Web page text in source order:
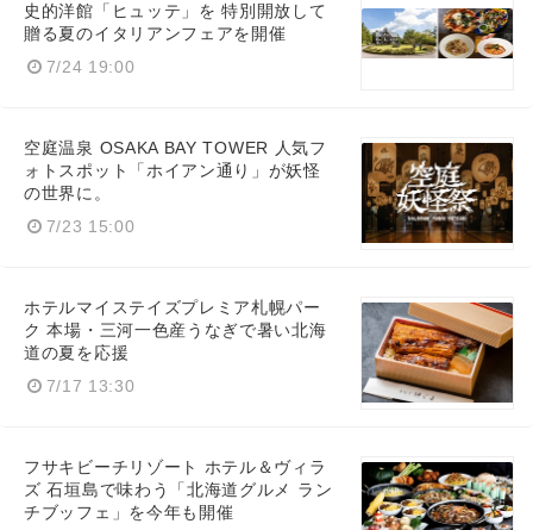
史的洋館「ヒュッテ」を 特別開放して
贈る夏のイタリアンフェアを開催
7/24 19:00
空庭温泉 OSAKA BAY TOWER 人気フ
ォトスポット「ホイアン通り」が妖怪
の世界に。
7/23 15:00
ホテルマイステイズプレミア札幌パー
ク 本場・三河一色産うなぎで暑い北海
道の夏を応援
7/17 13:30
フサキビーチリゾート ホテル＆ヴィラ
ズ 石垣島で味わう「北海道グルメ ラン
チブッフェ」を今年も開催